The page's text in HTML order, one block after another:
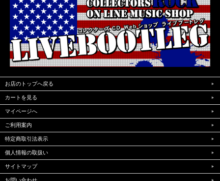
お店のトップへ戻る
カートを見る
マイページへ
ご利用案内
特定商取引法表示
個人情報の取扱い
サイトマップ